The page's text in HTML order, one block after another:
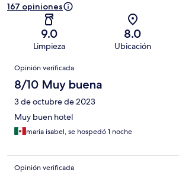
167 opiniones
9.0
Limpieza
8.0
Ubicación
Opiniones
Opinión verificada
8/10 Muy buena
3 de octubre de 2023
Muy buen hotel
maria isabel, se hospedó 1 noche
Opinión verificada